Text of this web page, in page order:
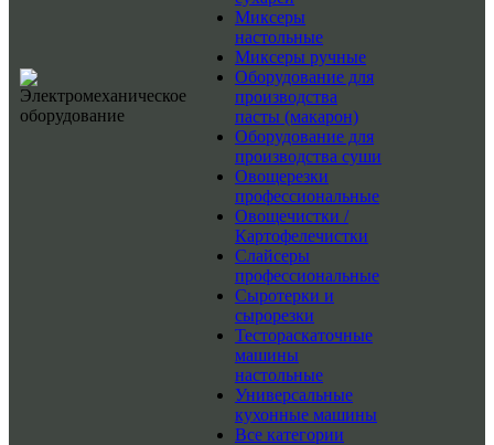
Миксеры
настольные
Миксеры ручные
Оборудование для
производства
пасты (макарон)
Оборудование для
производства суши
Овощерезки
профессиональные
Овощечистки /
Картофелечистки
Слайсеры
профессиональные
Сыротерки и
сырорезки
Тестораскаточные
машины
настольные
Универсальные
кухонные машины
Все категории